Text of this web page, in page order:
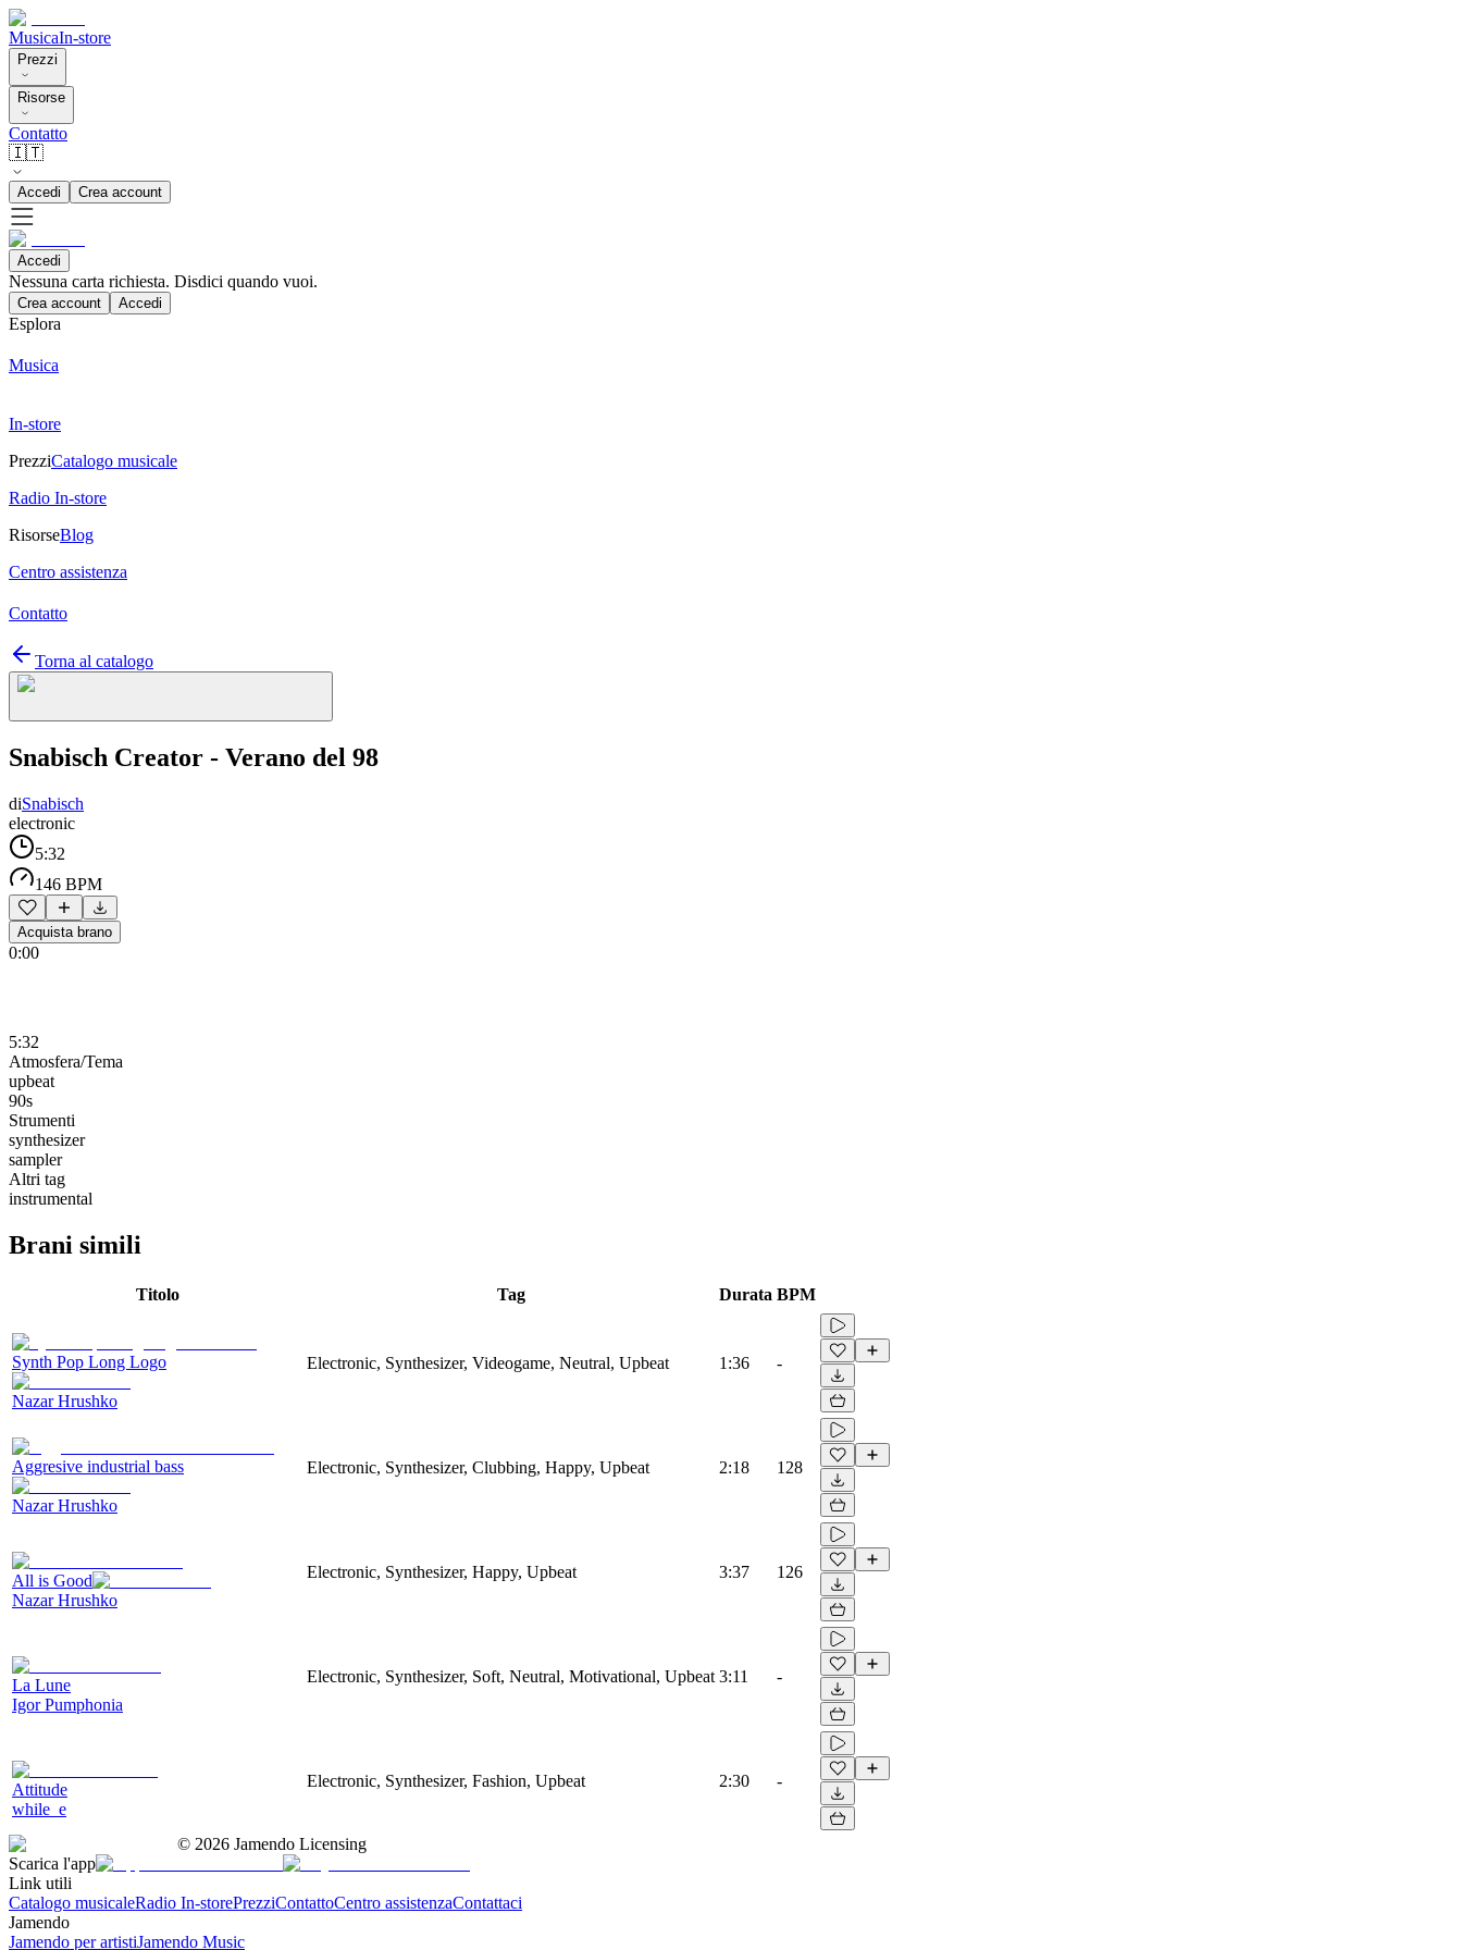
MusicaIn-store
Prezzi
Risorse
Contatto
🇮🇹
Accedi Crea account
Accedi
Nessuna carta richiesta. Disdici quando vuoi.
Crea account Accedi
Esplora
Musica
In-store
PrezziCatalogo musicale
Radio In-store
RisorseBlog
Centro assistenza
Contatto
Torna al catalogo
Snabisch Creator - Verano del 98
diSnabisch
electronic
5:32
146 BPM
Acquista brano
0:00
5:32
Atmosfera/Tema
upbeat
90s
Strumenti
synthesizer
sampler
Altri tag
instrumental
Brani simili
Titolo Tag Durata BPM
Synth Pop Long Logo
Nazar Hrushko
Electronic, Synthesizer, Videogame, Neutral, Upbeat 1:36 -
Aggresive industrial bass
Nazar Hrushko
Electronic, Synthesizer, Clubbing, Happy, Upbeat 2:18 128
All is Good
Nazar Hrushko
Electronic, Synthesizer, Happy, Upbeat 3:37 126
La Lune
Igor Pumphonia
Electronic, Synthesizer, Soft, Neutral, Motivational, Upbeat 3:11 -
Attitude
while_e
Electronic, Synthesizer, Fashion, Upbeat 2:30 -
© 2026 Jamendo Licensing
Scarica l'app
Link utili
Catalogo musicaleRadio In-storePrezziContattoCentro assistenzaContattaci
Jamendo
Jamendo per artistiJamendo Music